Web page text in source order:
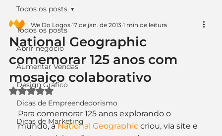
Todos os posts
Abrir negócio
Aumentar Vendas
Design Gráfico
Dicas de Empreendedorismo
Dicas de Marketing
Todos os posts
National Geographic
comemorar 125 anos com
mosaico colaborativo
We Do Logos 17 de jan. de 2013 1 min de leitura
Avaliado com NaN de 5 estrelas.
Para comemorar 125 anos explorando o
mundo, a National Geographic criou, via site e